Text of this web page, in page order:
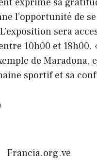
l’opportunité de
sera
10h00 et
de
sportif et sa
Francia.org.ve